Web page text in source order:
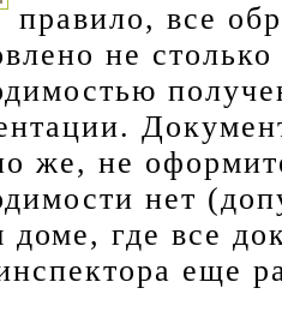
правило, все
не
же, не
нет
доме, где все
еще